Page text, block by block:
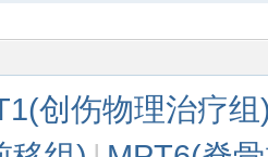
索
创伤物理治疗组